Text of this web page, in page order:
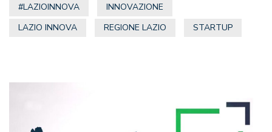
#LAZIOINNOVA
INNOVAZIONE
LAZIO INNOVA
REGIONE LAZIO STARTUP